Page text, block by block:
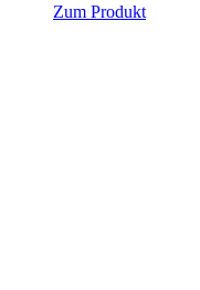
Zum Produkt